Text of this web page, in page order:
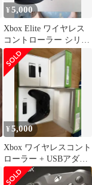
¥5,000
Xbox Elite ワイヤレス
コントローラー シリー
ズ2
¥5,000
Xbox ワイヤレスコント
ローラー + USBアダプ
ター